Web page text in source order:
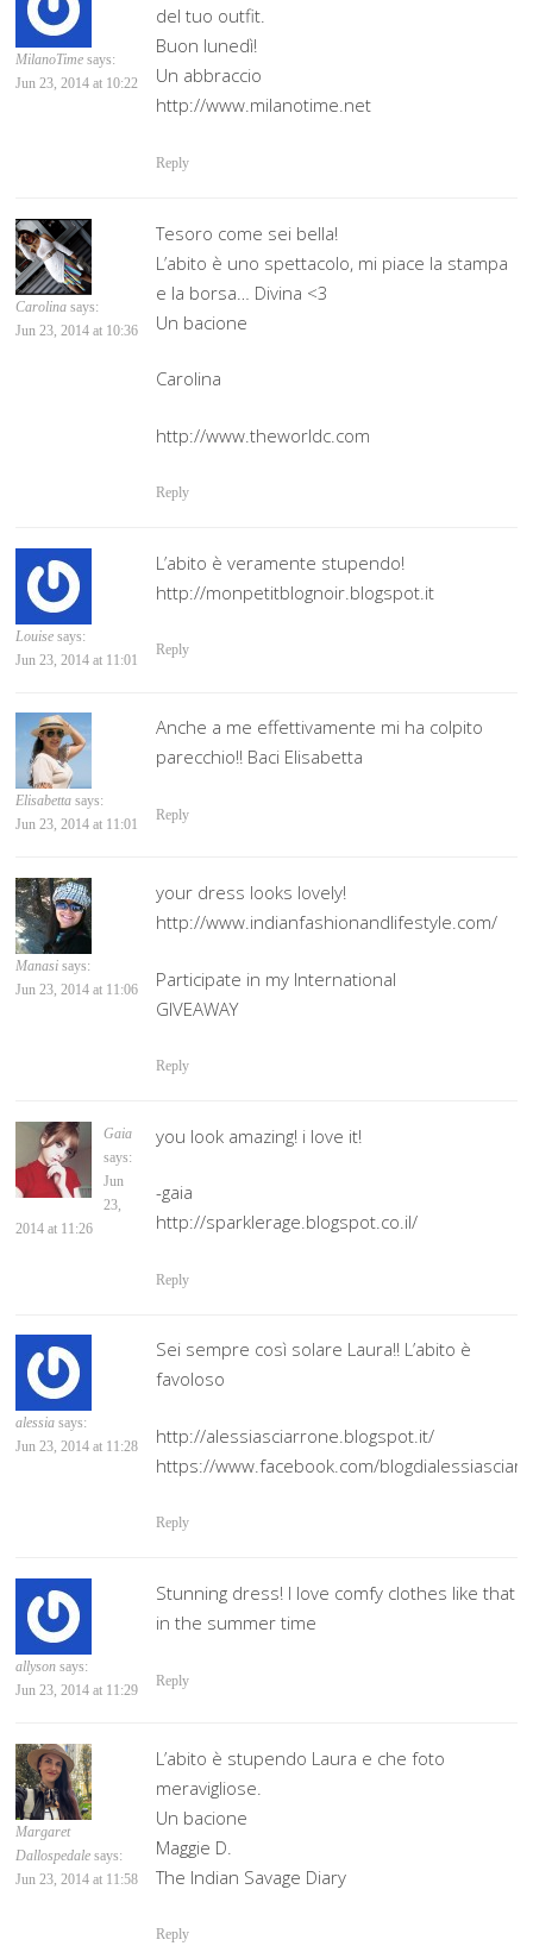
MilanoTime says:
Jun 23, 2014 at 10:22
del tuo outfit.
Buon lunedì!
Un abbraccio
http://www.milanotime.net
Reply
Carolina says:
Jun 23, 2014 at 10:36
Tesoro come sei bella!
L’abito è uno spettacolo, mi piace la stampa
e la borsa… Divina <3
Un bacione
Carolina
http://www.theworldc.com
Reply
Louise says:
Jun 23, 2014 at 11:01
L’abito è veramente stupendo!
http://monpetitblognoir.blogspot.it
Reply
Elisabetta says:
Jun 23, 2014 at 11:01
Anche a me effettivamente mi ha colpito
parecchio!! Baci Elisabetta
Reply
Manasi says:
Jun 23, 2014 at 11:06
your dress looks lovely!
http://www.indianfashionandlifestyle.com/
Participate in my International
GIVEAWAY
Reply
Gaia
says:
Jun
23,
2014 at 11:26
you look amazing! i love it!
-gaia
http://sparklerage.blogspot.co.il/
Reply
alessia says:
Jun 23, 2014 at 11:28
Sei sempre così solare Laura!! L’abito è
favoloso
http://alessiasciarrone.blogspot.it/
https://www.facebook.com/
Reply
allyson says:
Jun 23, 2014 at 11:29
Stunning dress! I love comfy clothes like that
in the summer time
Reply
Margaret
Dallospedale says:
Jun 23, 2014 at 11:58
L’abito è stupendo Laura e che foto
meravigliose.
Un bacione
Maggie D.
The Indian Savage Diary
Reply